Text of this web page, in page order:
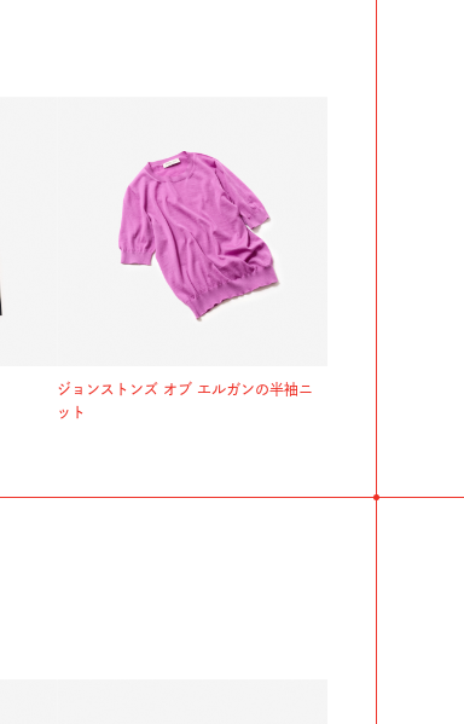
ジョンストンズ オブ エルガンの半袖ニ
ット